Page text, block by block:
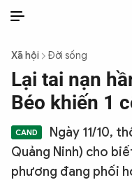
THỜI SỰ
CÔNG AN TRONG LÒNG
Xã hội Đời sống
Lại tai nạn
Béo khiến 1
Ngày 11/10,
Quảng Ninh) cho
phương đang phối